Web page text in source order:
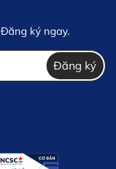
ký ngay.
Đăng ký